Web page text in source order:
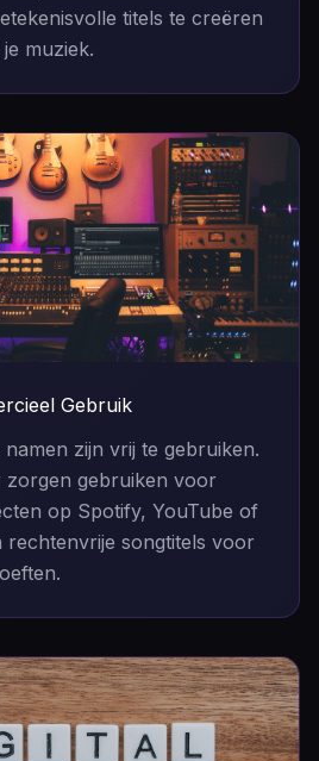
titels te creëren
muziek.
Gebruik
zijn vrij te gebruiken.
gebruiken voor
op Spotify, YouTube of
rechtenvrije songtitels voor